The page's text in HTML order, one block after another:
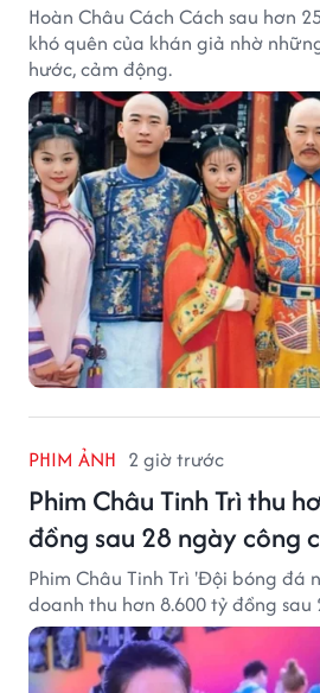
Hoàn Châu Cách Cách sau hơn
khó quên của khán giả nhờ
hước, cảm động.
PHIM ẢNH 2 giờ trước
Phim Châu Tinh Trì thu
đồng sau 28 ngày công
Phim Châu Tinh Trì 'Đội bóng đá
doanh thu hơn 8.600 tỷ đồng sau